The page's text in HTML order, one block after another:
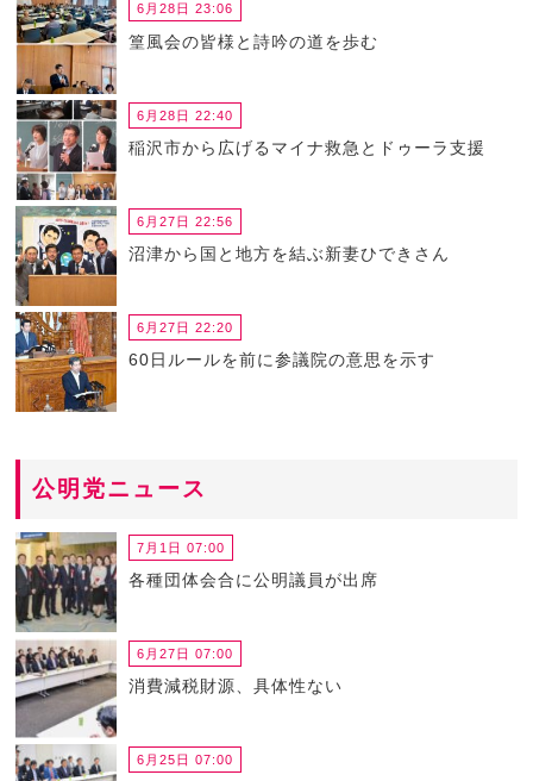
6月28日 23:06
篁風会の皆様と詩吟の道を歩む
6月28日 22:40
稲沢市から広げるマイナ救急とドゥーラ支援
6月27日 22:56
沼津から国と地方を結ぶ新妻ひできさん
6月27日 22:20
60日ルールを前に参議院の意思を示す
公明党ニュース
7月1日 07:00
各種団体会合に公明議員が出席
6月27日 07:00
消費減税財源、具体性ない
6月25日 07:00